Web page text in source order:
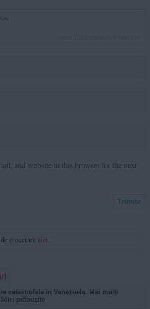
and website in this browser for the next
moderare aici !
catastrofale în Venezuela. Mai mulți
prăbușite